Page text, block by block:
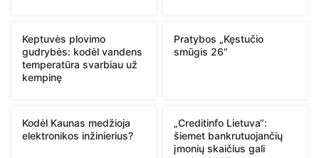
Keptuvės plovimo
gudrybės: kodėl vandens
temperatūra svarbiau už
kempinę
Pratybos „Kęstučio
smūgis 26“
Kodėl Kaunas medžioja
elektronikos inžinierius?
„Creditinfo Lietuva“:
šiemet bankrutuojančių
įmonių skaičius gali